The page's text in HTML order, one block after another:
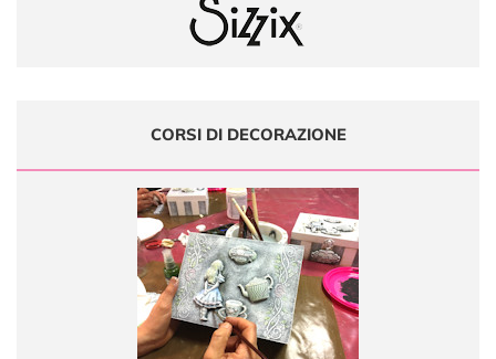
CORSI DI DECORAZIONE